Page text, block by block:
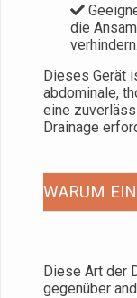
die
verhindern.
Dieses Gerät
abdominale,
eine
Drainage
WARUM
Diese Art der
gegenüber